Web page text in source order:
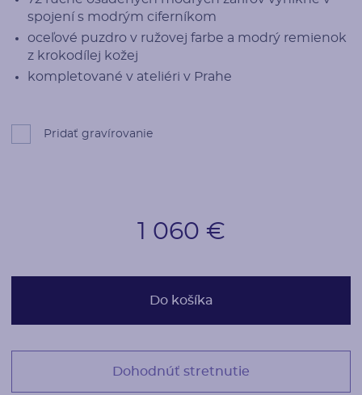
spojení s modrým ciferníkom
oceľové puzdro v ružovej farbe a modrý remienok
z krokodílej kožej
kompletované v ateliéri v Prahe
Pridať gravírovanie
1 060 €
Do košíka
Dohodnúť stretnutie